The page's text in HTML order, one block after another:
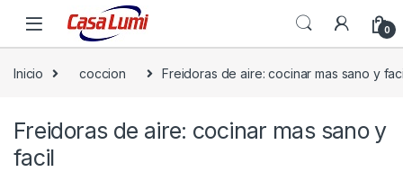
0
Inicio coccion Freidoras de aire: cocinar mas sano y
Freidoras de aire: cocinar mas sano y
facil